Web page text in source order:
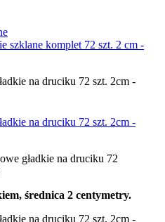
szklane komplet 72 szt. 2 cm -
średnica 2 centymetry.